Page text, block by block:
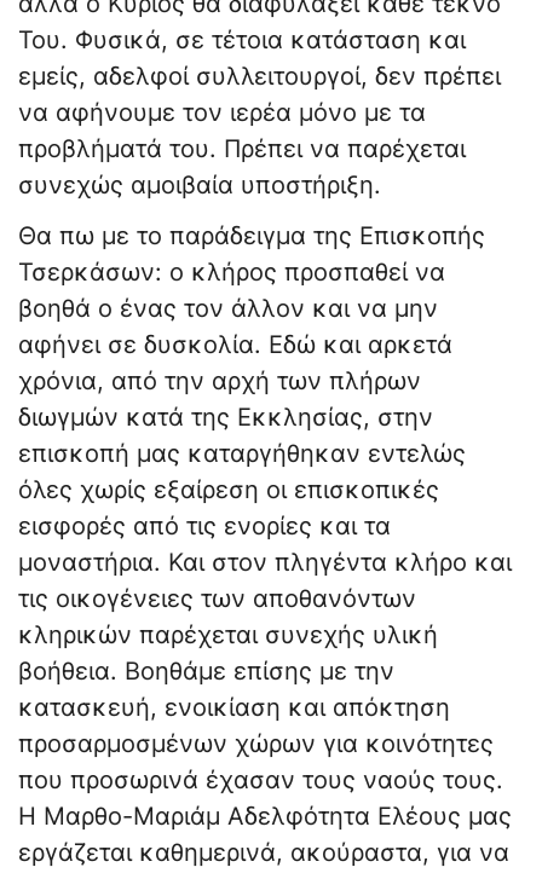
Του. Φυσικά, σε τέτοια κατάσταση και
εμείς, αδελφοί συλλειτουργοί, δεν πρέπει
να αφήνουμε τον ιερέα μόνο με τα
προβλήματά του. Πρέπει να παρέχεται
συνεχώς αμοιβαία υποστήριξη.
Θα πω με το παράδειγμα της Επισκοπής
Τσερκάσων: ο κλήρος προσπαθεί να
βοηθά ο ένας τον άλλον και να μην
αφήνει σε δυσκολία. Εδώ και αρκετά
χρόνια, από την αρχή των πλήρων
διωγμών κατά της Εκκλησίας, στην
επισκοπή μας καταργήθηκαν εντελώς
όλες χωρίς εξαίρεση οι επισκοπικές
εισφορές από τις ενορίες και τα
μοναστήρια. Και στον πληγέντα κλήρο και
τις οικογένειες των αποθανόντων
κληρικών παρέχεται συνεχής υλική
βοήθεια. Βοηθάμε επίσης με την
κατασκευή, ενοικίαση και απόκτηση
προσαρμοσμένων χώρων για κοινότητες
που προσωρινά έχασαν τους ναούς τους.
Η Μαρθο-Μαριάμ Αδελφότητα Ελέους μας
εργάζεται καθημερινά, ακούραστα, για να